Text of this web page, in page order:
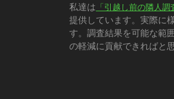
私達は 「引越し前の隣人
提供しています。実際に
す。調査結果を可能な範
の軽減に貢献できればと